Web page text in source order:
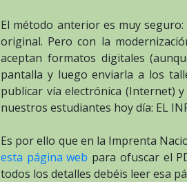
El método anterior es muy
original. Pero con la
aceptan formatos digitales
pantalla y luego enviarla a los
publicar vía electrónica (Internet)
nuestros estudiantes hoy día: EL
Es por ello que en la Imprenta
esta página web para ofuscar el
todos los detalles debéis leer esa